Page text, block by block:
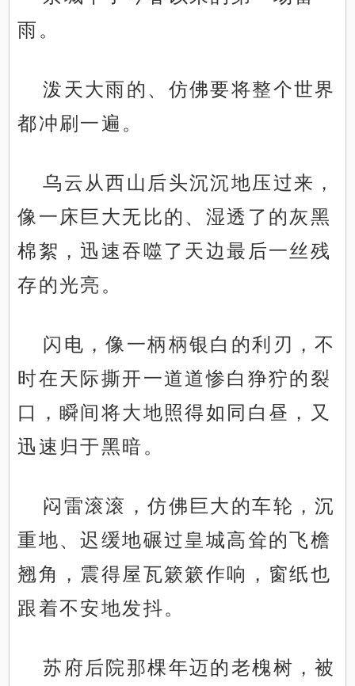
雨。
泼天大雨的、仿佛要将整个世界
都冲刷一遍。
乌云从西山后头沉沉地压过来，
像一床巨大无比的、湿透了的灰黑
棉絮，迅速吞噬了天边最后一丝残
存的光亮。
闪电，像一柄柄银白的利刃，不
时在天际撕开一道道惨白狰狞的裂
口，瞬间将大地照得如同白昼，又
迅速归于黑暗。
闷雷滚滚，仿佛巨大的车轮，沉
重地、迟缓地碾过皇城高耸的飞檐
翘角，震得屋瓦簌簌作响，窗纸也
跟着不安地发抖。
苏府后院那棵年迈的老槐树，被